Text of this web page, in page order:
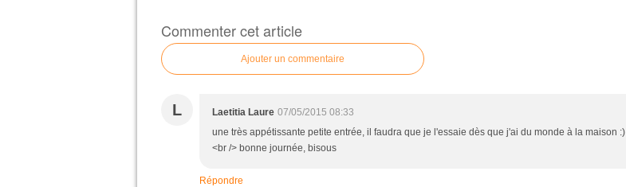
Commenter cet article
Ajouter un commentaire
L Laetitia Laure 07/05/2015 08:33
une très appétissante petite entrée, il faudra que je l'essaie dès que j'ai du monde à la maison :)
<br /> bonne journée, bisous
Répondre